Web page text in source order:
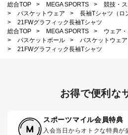
総合TOP > MEGA SPORTS > 競技・
>
バスケットウェア >
長袖Tシャツ（ロ
>
21FWグラフィック長袖Tシャツ
総合TOP
> MEGA SPORTS >
ウェア
>
バスケットボール > バスケットウェア
>
21FWグラフィック長袖Tシャツ
お得で便利な
スポーツマイル会員特典
入会当日からオトクな特典が